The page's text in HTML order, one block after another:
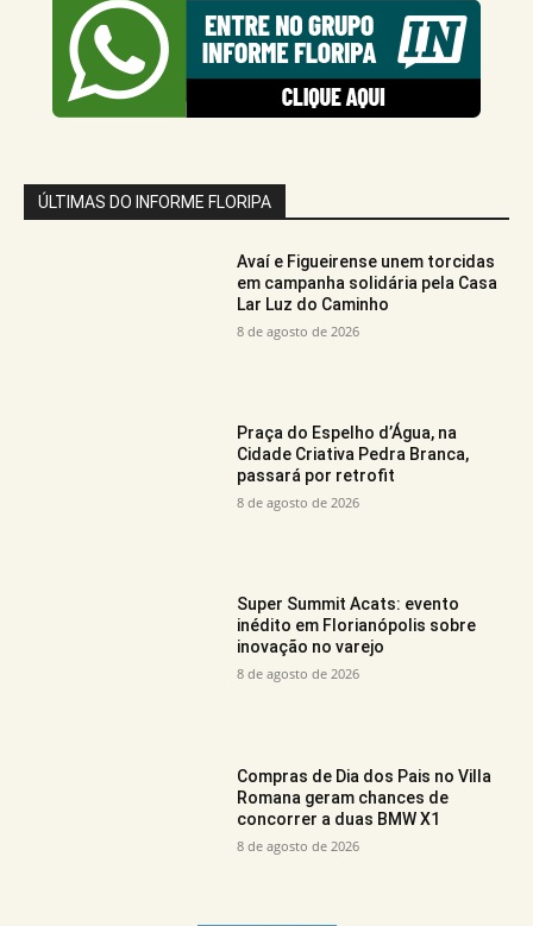
ÚLTIMAS DO INFORME FLORIPA
Avaí e Figueirense unem torcidas
em campanha solidária pela Casa
Lar Luz do Caminho
8 de agosto de 2026
Praça do Espelho d’Água, na
Cidade Criativa Pedra Branca,
passará por retrofit
8 de agosto de 2026
Super Summit Acats: evento
inédito em Florianópolis sobre
inovação no varejo
8 de agosto de 2026
Compras de Dia dos Pais no Villa
Romana geram chances de
concorrer a duas BMW X1
8 de agosto de 2026